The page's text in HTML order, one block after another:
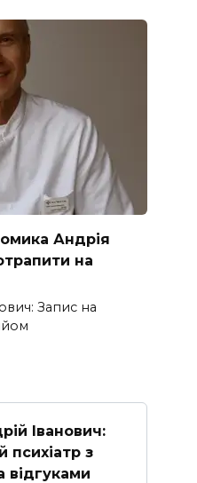
Андрія
на
Запис на
Іванович:
психіатр з
відгуками